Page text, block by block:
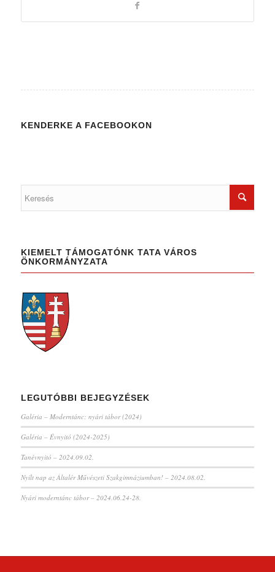
KENDERKE A FACEBOOKON
KIEMELT TÁMOGATÓNK TATA VÁROS
ÖNKORMÁNYZATA
LEGUTÓBBI BEJEGYZÉSEK
Galéria – Moderntánc: nyári tábor (2024)
Galéria – Évnyitó (2024-2025)
Tanévnyitó – 2024.09.02.
Nyílt nap az Általér Művészeti Szakgimnáziumban! – 2024.08.02.
Nyári moderntánc tábor – 2024.06.24-28.